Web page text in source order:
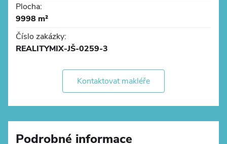
Plocha:
9998 m²
Číslo zakázky:
REALITYMIX-JŠ-0259-3
Kontaktovat makléře
Podrobné informace